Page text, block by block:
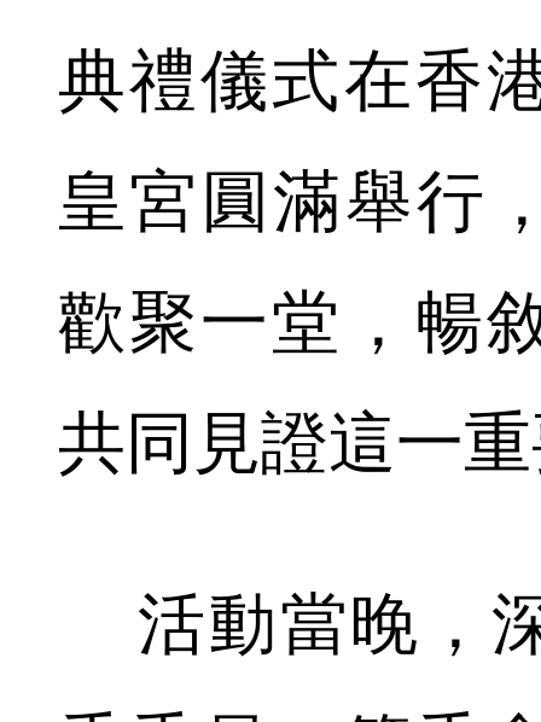
典禮儀式在香
皇宮圓滿舉行
歡聚一堂，暢
共同見證這一
活動當晚，